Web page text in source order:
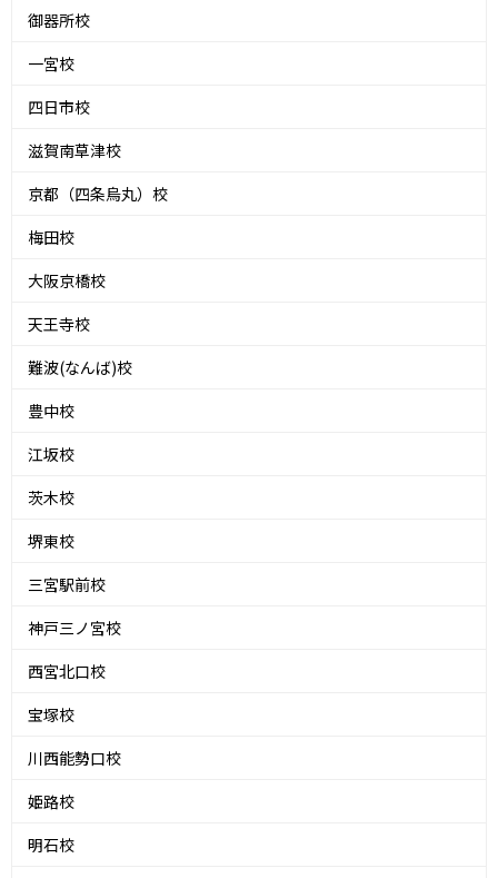
御器所校
一宮校
四日市校
滋賀南草津校
京都（四条烏丸）校
梅田校
大阪京橋校
天王寺校
難波(なんば)校
豊中校
江坂校
茨木校
堺東校
三宮駅前校
神戸三ノ宮校
西宮北口校
宝塚校
川西能勢口校
姫路校
明石校